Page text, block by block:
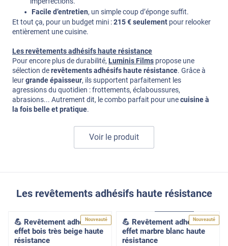
Facile d’entretien, un simple coup d’éponge suffit.
Et tout ça, pour un budget mini :215 € seulement pour relooker
entièrement une cuisine.
Les revêtements adhésifs haute résistance
Pour encore plus de durabilité, Luminis Films propose une
sélection derevêtements adhésifs haute résistance. Grâce à
leurgrande épaisseur, ils supportent parfaitement les
agressions du quotidien : frottements, éclaboussures,
abrasions... Autrement dit, le combo parfait pour unecuisine à
la fois belle et pratique.
Voir le produit
Les revêtements adhésifs haute résistance
Nouveauté
💪 Revêtement adhésif
effet bois très beige haute
résistance
Nouveauté
💪 Revêtement adhésif
effet marbre blanc haute
résistance